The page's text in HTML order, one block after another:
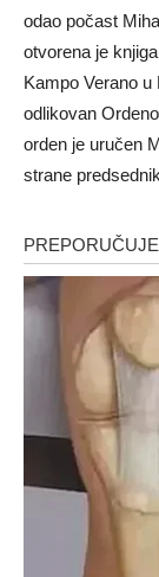
odao počast
otvorena je
Kampo Verano
odlikovan
orden je uručen
strane